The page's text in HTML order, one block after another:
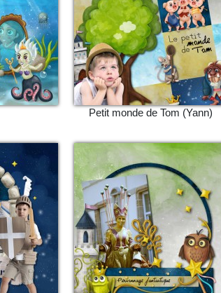
Petit monde de Tom (Yann)